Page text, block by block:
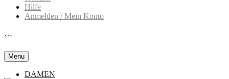
Hilfe
Anmelden / Mein Konto
…
Menu
DAMEN